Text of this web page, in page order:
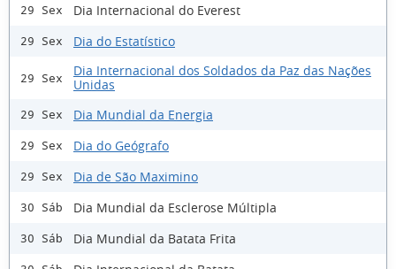
29 Sex Dia Internacional do Everest
29 Sex Dia do Estatístico
29 Sex
Dia Internacional dos Soldados da Paz das Nações
Unidas
29 Sex Dia Mundial da Energia
29 Sex Dia do Geógrafo
29 Sex Dia de São Maximino
30 Sáb Dia Mundial da Esclerose Múltipla
30 Sáb Dia Mundial da Batata Frita